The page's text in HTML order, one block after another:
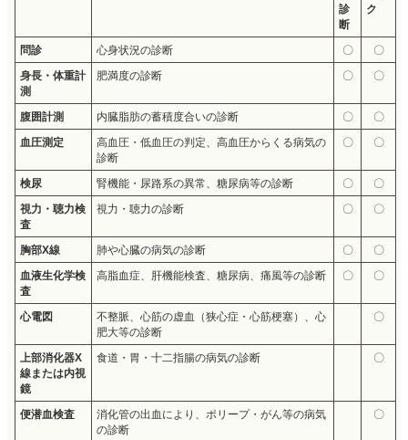
診
断
ク
問診 心身状況の診断 〇 〇
身長・体重計
測
肥満度の診断 〇 〇
腹囲計測 内臓脂肪の蓄積度合いの診断 〇 〇
血圧測定
高血圧・低血圧の判定、高血圧からくる病気の
診断
〇 〇
検尿 腎機能・尿路系の異常、糖尿病等の診断 〇 〇
視力・聴力検
査
視力・聴力の診断 〇 〇
胸部X線 肺や心臓の病気の診断 〇 〇
血液生化学検
査
高脂血症、肝機能検査、糖尿病、痛風等の診断 〇 〇
心電図
不整脈、心筋の虚血（狭心症・心筋梗塞）、心
肥大等の診断
〇
上部消化器X
線または内視
鏡
食道・胃・十二指腸の病気の診断 〇
便潜血検査
消化管の出血により、ポリープ・がん等の病気
の診断
〇